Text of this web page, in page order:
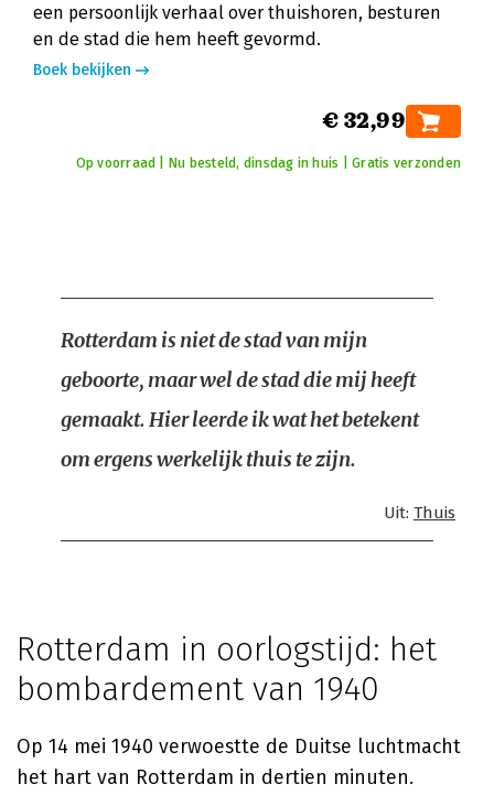
een persoonlijk verhaal over thuishoren, besturen
en de stad die hem heeft gevormd.
Boek bekijken
€ 32,99
Op voorraad | Nu besteld, dinsdag in huis | Gratis verzonden
Rotterdam is niet de stad van mijn
geboorte, maar wel de stad die mij heeft
gemaakt. Hier leerde ik wat het betekent
om ergens werkelijk thuis te zijn.
Uit: Thuis
Rotterdam in oorlogstijd: het
bombardement van 1940
Op 14 mei 1940 verwoestte de Duitse luchtmacht
het hart van Rotterdam in dertien minuten.